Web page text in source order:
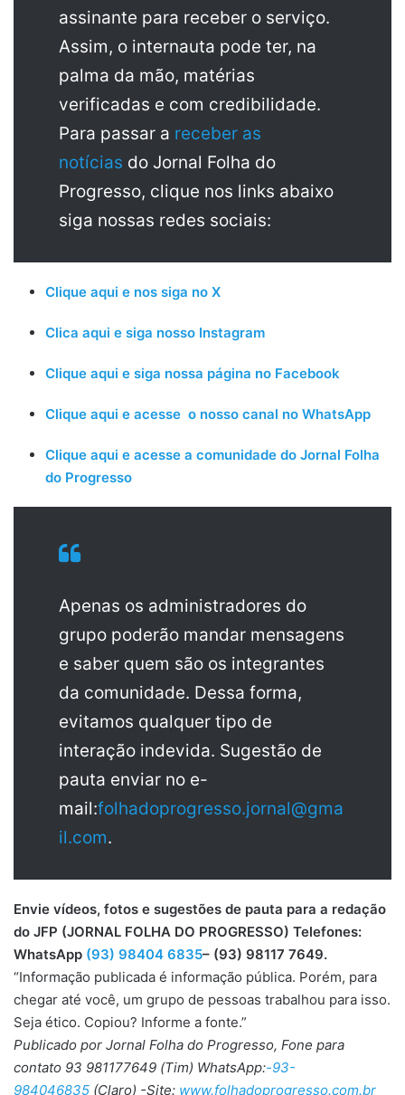
assinante para receber o serviço.
Assim, o internauta pode ter, na
palma da mão, matérias
verificadas e com credibilidade.
Para passar a receber as
notícias do Jornal Folha do
Progresso, clique nos links abaixo
siga nossas redes sociais:
Clique aqui e nos siga no X
Clica aqui e siga nosso Instagram
Clique aqui e siga nossa página no Facebook
Clique aqui e acesse o nosso canal no WhatsApp
Clique aqui e acesse a comunidade do Jornal Folha
do Progresso
Apenas os administradores do
grupo poderão mandar mensagens
e saber quem são os integrantes
da comunidade. Dessa forma,
evitamos qualquer tipo de
interação indevida. Sugestão de
pauta enviar no e-
mail:folhadoprogresso.jornal@gma
il.com.
Envie vídeos, fotos e sugestões de pauta para a redação
do JFP (JORNAL FOLHA DO PROGRESSO) Telefones:
WhatsApp (93) 98404 6835– (93) 98117 7649.
“Informação publicada é informação pública. Porém, para
chegar até você, um grupo de pessoas trabalhou para isso.
Seja ético. Copiou? Informe a fonte.”
Publicado por Jornal Folha do Progresso, Fone para
contato 93 981177649 (Tim) WhatsApp:-93-
984046835 (Claro) -Site: www.folhadoprogresso.com.br